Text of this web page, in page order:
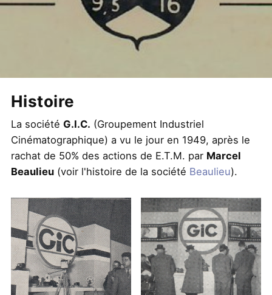
Histoire
La société G.I.C. (Groupement Industriel
Cinématographique) a vu le jour en 1949, après le
rachat de 50% des actions de E.T.M. par Marcel
Beaulieu(voir l'histoire de la société Beaulieu).